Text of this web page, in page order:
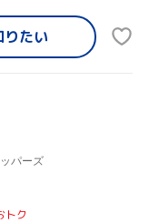
りたい
パーズ
トク